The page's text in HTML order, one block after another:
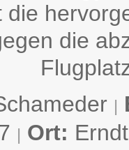
die
die
|
| Ort: